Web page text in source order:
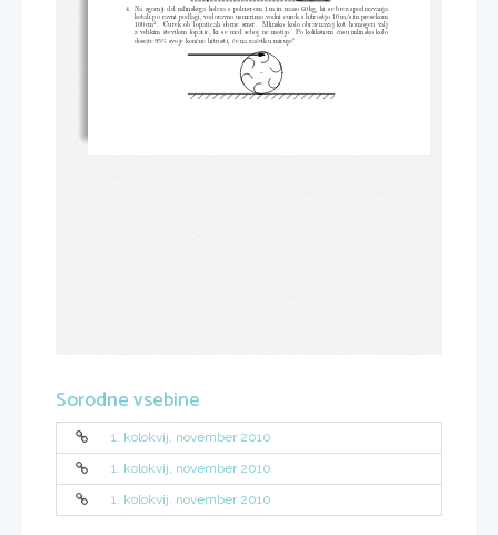
4. Na zgornji del mlinskega kolesa s polmerom 1 m in maso 60 kg,
ki se brez spodrsavanja
kotali po ravni podlagi, vodoravno usmerimo vodni curek s hitrostjo 10 m/s in presekom
100 cm2 .  Curek ob lopaticah obrne smer.  Mlinsko kolo obravnavaj kot homogen valj
z velikim ˇstevilom lopatic, ki se med seboj ne motijo. Po kolikˇsnem ˇcasu mlinsko kolo
doseˇze 95% svoje konˇcne hitrosti, ˇce na zaˇcetku miruje?
Sorodne vsebine
1. kolokvij, november 2010
1. kolokvij, november 2010
1. kolokvij, november 2010